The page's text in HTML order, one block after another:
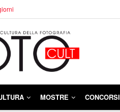
MOSTRE CONCORSI